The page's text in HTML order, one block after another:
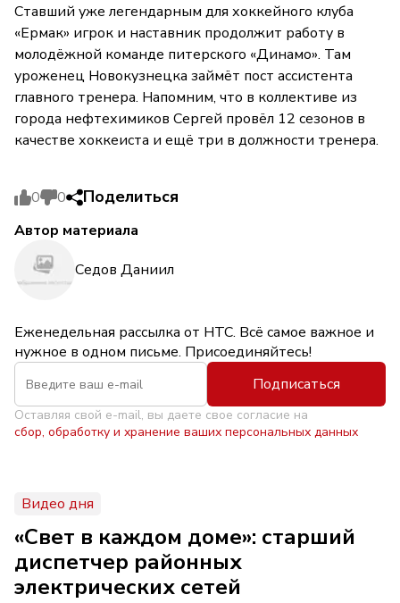
Ставший уже легендарным для хоккейного клуба
«Ермак» игрок и наставник продолжит работу в
молодёжной команде питерского «Динамо». Там
уроженец Новокузнецка займёт пост ассистента
главного тренера. Напомним, что в коллективе из
города нефтехимиков Сергей провёл 12 сезонов в
качестве хоккеиста и ещё три в должности тренера.
0 0 Поделиться
Автор материала
Седов Даниил
Еженедельная рассылка от НТС. Всё самое важное и
нужное в одном письме. Присоединяйтесь!
Подписаться
Оставляя свой e-mail, вы даете свое согласие на
сбор, обработку и хранение ваших персональных данных
Видео дня
«Свет в каждом доме»: старший
диспетчер районных
электрических сетей